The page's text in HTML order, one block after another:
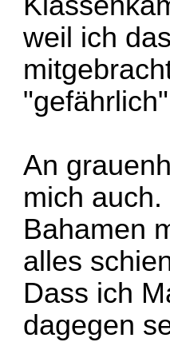
weil ich
An
mich
Bahamen
alles
Dass ich
dagegen